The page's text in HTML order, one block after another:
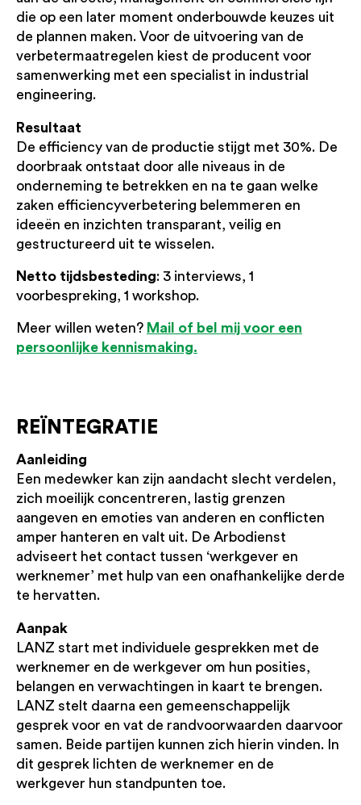
die op een later moment onderbouwde keuzes uit
de plannen maken. Voor de uitvoering van de
verbetermaatregelen kiest de producent voor
samenwerking met een specialist in industrial
engineering.
Resultaat
De efficiency van de productie stijgt met 30%. De
doorbraak ontstaat door alle niveaus in de
onderneming te betrekken en na te gaan welke
zaken efficiencyverbetering belemmeren en
ideeën en inzichten transparant, veilig en
gestructureerd uit te wisselen.
Netto tijdsbesteding: 3 interviews, 1
voorbespreking, 1 workshop.
Meer willen weten? Mail of bel mij voor een
persoonlijke kennismaking.
REÏNTEGRATIE
Aanleiding
Een medewker kan zijn aandacht slecht verdelen,
zich moeilijk concentreren, lastig grenzen
aangeven en emoties van anderen en conflicten
amper hanteren en valt uit. De Arbodienst
adviseert het contact tussen ‘werkgever en
werknemer’ met hulp van een onafhankelijke derde
te hervatten.
Aanpak
LANZ start met individuele gesprekken met de
werknemer en de werkgever om hun posities,
belangen en verwachtingen in kaart te brengen.
LANZ stelt daarna een gemeenschappelijk
gesprek voor en vat de randvoorwaarden daarvoor
samen. Beide partijen kunnen zich hierin vinden. In
dit gesprek lichten de werknemer en de
werkgever hun standpunten toe.